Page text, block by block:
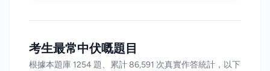
考生最常中伏嘅題目
根據本題庫 1254 題、累計 86,591 次真實作答統計，以下